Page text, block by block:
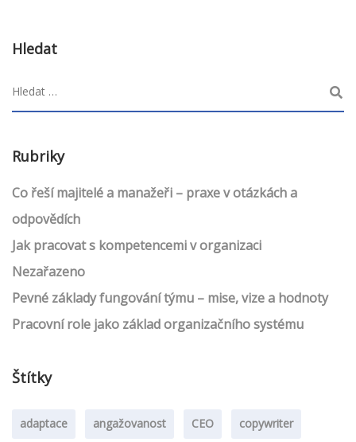
Hledat
Rubriky
Co řeší majitelé a manažeři – praxe v otázkách a
odpovědích
Jak pracovat s kompetencemi v organizaci
Nezařazeno
Pevné základy fungování týmu – mise, vize a hodnoty
Pracovní role jako základ organizačního systému
Štítky
adaptace angažovanost CEO copywriter